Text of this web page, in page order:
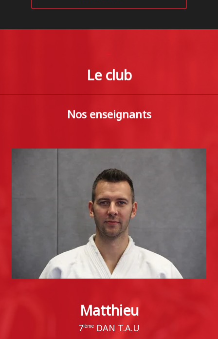
Le club
Nos enseignants
Matthieu
7ième DAN T.A.U